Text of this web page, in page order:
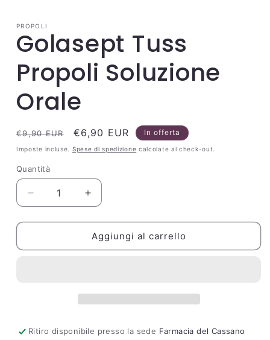
finestra
modale
PROPOLI
Golasept Tuss
Propoli Soluzione
Orale
Prezzo
di
€9,90 EUR
Prezzo
scontato
€6,90 EUR In offerta
Imposte incluse. Spese di spedizione calcolate al check-out.
Quantità
Quantità
Diminuisci
quantità
per
Tuss
Aumenta
quantità
per
Golasept
Tuss
Aggiungi al carrello
Ritiro disponibile presso la sede Farmacia del Cassano